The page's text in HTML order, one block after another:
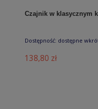
Czajnik w klasycznym
Dostępność: dostępne
138,80 zł